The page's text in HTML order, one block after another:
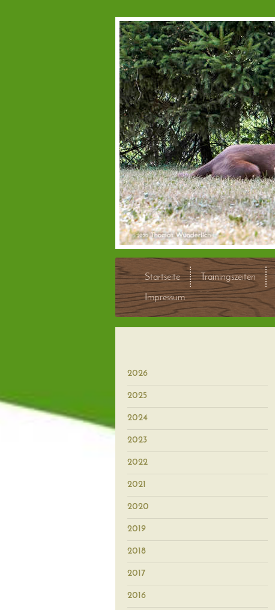
Startseite Trainingszeiten
Impressum
2026
2025
2024
2023
2022
2021
2020
2019
2018
2017
2016